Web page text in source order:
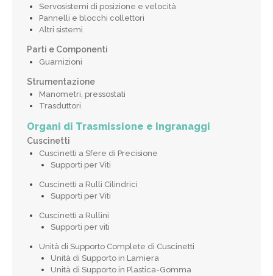
Servosistemi di posizione e velocità
Pannelli e blocchi collettori
Altri sistemi
Parti e Componenti
Guarnizioni
Strumentazione
Manometri, pressostati
Trasduttori
Organi di Trasmissione e Ingranaggi
Cuscinetti
Cuscinetti a Sfere di Precisione
Supporti per Viti
Cuscinetti a Rulli Cilindrici
Supporti per Viti
Cuscinetti a Rullini
Supporti per viti
Unità di Supporto Complete di Cuscinetti
Unità di Supporto in Lamiera
Unità di Supporto in Plastica-Gomma